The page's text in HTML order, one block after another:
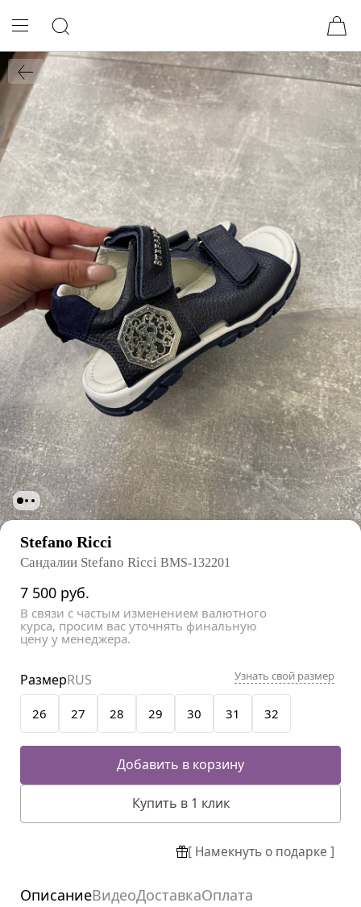
Stefano Ricci
Сандалии Stefano Ricci BMS-132201
7 500 руб.
В связи с частым изменением валютного
курса, просим вас уточнять финальную
цену у менеджера.
26 27 28 29 30 31 32
РазмерRUS Узнать свой размер
Добавить в корзину
Купить в 1 клик
[ Намекнуть о подарке ]
ОписаниеВидеоДоставкаОплата